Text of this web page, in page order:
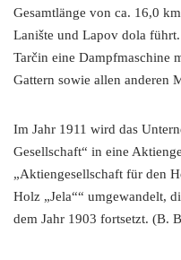
Gesamtlänge von ca. 16,0
Lanište und Lapov dola
Tarčin eine Dampfmaschine
Gattern sowie allen anderen
Im Jahr 1911 wird das
Gesellschaft“ in eine
„Aktiengesellschaft für den
Holz „Jela““ umgewandelt,
dem Jahr 1903 fortsetzt. (B.